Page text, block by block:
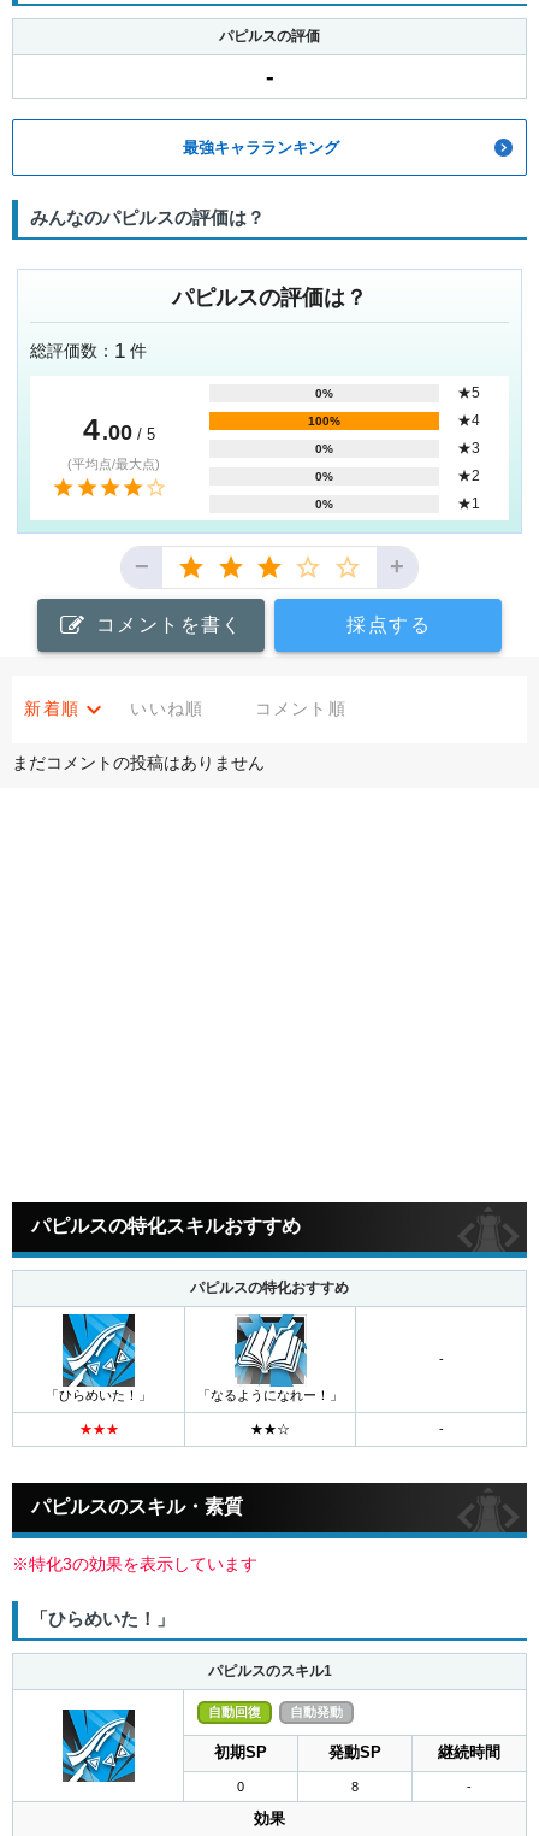
パピルスの評価
-
最強キャラランキング
みんなのパピルスの評価は？
パピルスの評価は？
総評価数： 1 件
4.00/ 5
(平均点/最大点)
0% ★5
100% ★4
0% ★3
0% ★2
0% ★1
− +
コメントを書く 採点する
新着順 いいね順 コメント順
まだコメントの投稿はありません
パピルスの特化スキルおすすめ
パピルスの特化おすすめ
「ひらめいた！」 「なるようになれー！」
-
パピルスのスキル・素質
※特化3の効果を表示しています
「ひらめいた！」
パピルスのスキル1
自動回復 自動発動
初期SP 発動SP 継続時間
0 8 -
効果